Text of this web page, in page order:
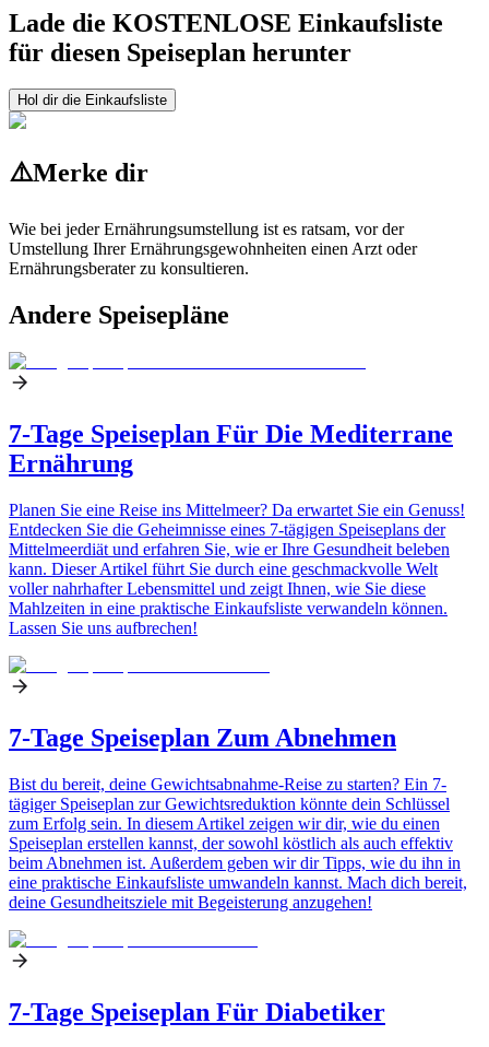
Lade die KOSTENLOSE Einkaufsliste
für diesen Speiseplan herunter
Hol dir die Einkaufsliste
⚠️Merke dir
Wie bei jeder Ernährungsumstellung ist es ratsam, vor der
Umstellung Ihrer Ernährungsgewohnheiten einen Arzt oder
Ernährungsberater zu konsultieren.
Andere Speisepläne
7-Tage Speiseplan Für Die Mediterrane
Ernährung
Planen Sie eine Reise ins Mittelmeer? Da erwartet Sie ein Genuss!
Entdecken Sie die Geheimnisse eines 7-tägigen Speiseplans der
Mittelmeerdiät und erfahren Sie, wie er Ihre Gesundheit beleben
kann. Dieser Artikel führt Sie durch eine geschmackvolle Welt
voller nahrhafter Lebensmittel und zeigt Ihnen, wie Sie diese
Mahlzeiten in eine praktische Einkaufsliste verwandeln können.
Lassen Sie uns aufbrechen!
7-Tage Speiseplan Zum Abnehmen
Bist du bereit, deine Gewichtsabnahme-Reise zu starten? Ein 7-
tägiger Speiseplan zur Gewichtsreduktion könnte dein Schlüssel
zum Erfolg sein. In diesem Artikel zeigen wir dir, wie du einen
Speiseplan erstellen kannst, der sowohl köstlich als auch effektiv
beim Abnehmen ist. Außerdem geben wir dir Tipps, wie du ihn in
eine praktische Einkaufsliste umwandeln kannst. Mach dich bereit,
deine Gesundheitsziele mit Begeisterung anzugehen!
7-Tage Speiseplan Für Diabetiker